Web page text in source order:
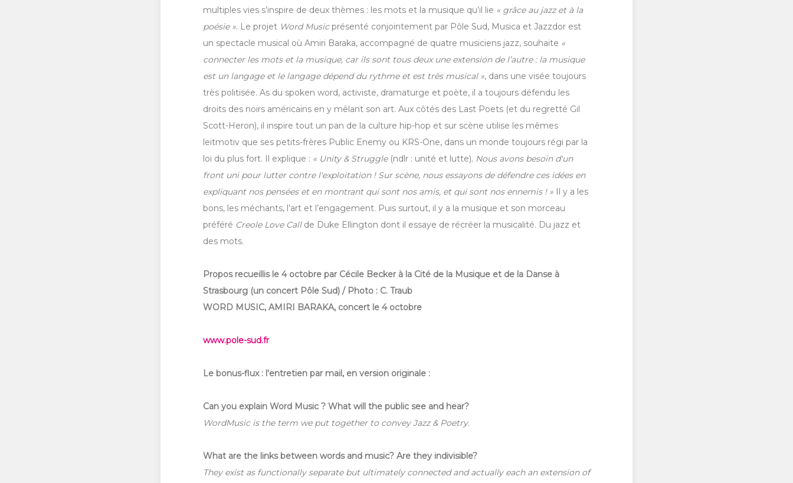
multiples vies s’inspire de deux thèmes : les mots et la musique qu’il lie « grâce au jazz et à la
poésie ». Le projet Word Musicprésenté conjointement par Pôle Sud, Musica et Jazzdor est
un spectacle musical où Amiri Baraka, accompagné de quatre musiciens jazz, souhaite «
connecter les mots et la musique, car ils sont tous deux une extension de l’autre : la musique
est un langage et le langage dépend du rythme et est très musical », dans une visée toujours
très politisée. As du spoken word, activiste, dramaturge et poète, il a toujours défendu les
droits des noirs américains en y mêlant son art. Aux côtés des Last Poets (et du regretté Gil
Scott-Heron), il inspire tout un pan de la culture hip-hop et sur scène utilise les mêmes
leitmotiv que ses petits-frères Public Enemy ou KRS-One, dans un monde toujours régi par la
loi du plus fort. Il explique : « Unity & Struggle (ndlr : unité et lutte). Nous avons besoin d'un
front uni pour lutter contre l'exploitation ! Sur scène, nous essayons de défendre ces idées en
expliquant nos pensées et en montrant qui sont nos amis, et qui sont nos ennemis ! » Il y a les
bons, les méchants, l’art et l’engagement. Puis surtout, il y a la musique et son morceau
préféré Creole Love Call de Duke Ellington dont il essaye de récréer la musicalité. Du jazz et
des mots.
Propos recueillis le 4 octobre par Cécile Becker à la Cité de la Musique et de la Danse à
Strasbourg (un concert Pôle Sud) / Photo : C. Traub
WORD MUSIC, AMIRI BARAKA, concert le 4 octobre
www.pole-sud.fr
Le bonus-flux : l'entretien par mail, en version originale :
Can you explain Word Music ? What will the public see and hear?
WordMusic is the term we put together to convey Jazz & Poetry.
What are the links between words and music? Are they indivisible?
They exist as functionally separate but ultimately connected and actually each an extension of